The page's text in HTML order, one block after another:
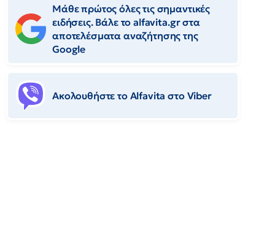
Μάθε πρώτος όλες τις σημαντικές
ειδήσεις. Βάλε το alfavita.gr στα
αποτελέσματα αναζήτησης της
Google
Ακολουθήστε το Αlfavita στο Viber